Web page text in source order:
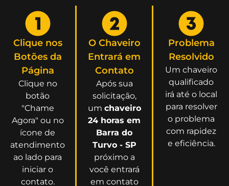
Clique nos
Botões da
Página
Clique no
botão
"Chame
Agora" ou no
ícone de
atendimento
ao lado para
iniciar o
contato.
O Chaveiro
Entrará em
Contato
Após sua
solicitação,
um chaveiro
24 horas em
Barra do
Turvo - SP
próximo a
você entrará
em contato
Problema
Resolvido
Um chaveiro
qualificado
irá até o local
para resolver
o problema
com rapidez
e eficiência.